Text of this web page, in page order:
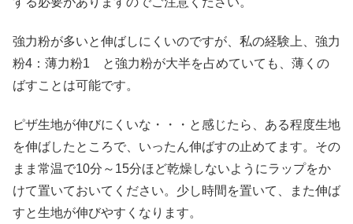
強力粉が多いと伸ばしにくいのですが、私の経験上、強力
粉4：薄力粉1 と強力粉が大半を占めていても、薄くの
ばすことは可能です。
ピザ生地が伸びにくいな・・・と感じたら、ある程度生地
を伸ばしたところで、いったん伸ばすの止めてます。その
まま常温で10分～15分ほど乾燥しないようにラップをか
けて置いておいてください。少し時間を置いて、また伸ば
すと生地が伸びやすくなります。